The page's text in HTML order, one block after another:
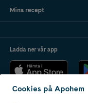
Mina recept
Ladda ner vår app
Cookies på Apohem